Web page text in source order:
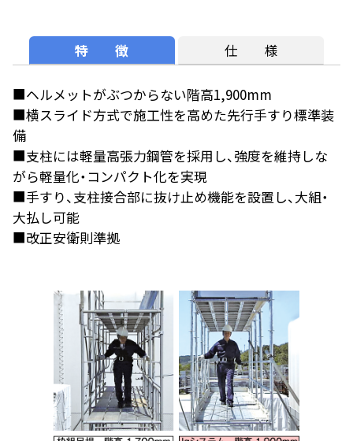
特 徴 仕 様
■ヘルメットがぶつからない階高1,900mm
■横スライド方式で施工性を高めた先行手すり標準装
備
■支柱には軽量高張力鋼管を採用し、強度を維持しな
がら軽量化・コンパクト化を実現
■手すり、支柱接合部に抜け止め機能を設置し、大組・
大払し可能
■改正安衛則準拠